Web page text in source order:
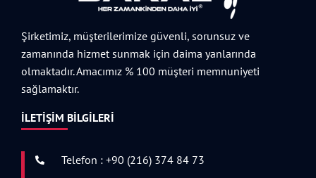
Şirketimiz, müşterilerimize güvenli, sorunsuz ve
zamanında hizmet sunmak için daima yanlarında
olmaktadır. Amacımız % 100 müşteri memnuniyeti
sağlamaktır.
İLETIŞIM BILGILERI
Telefon : +90 (216) 374 84 73